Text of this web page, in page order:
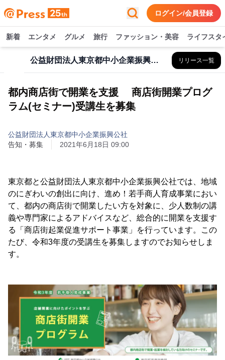
ログイン/会員登録
新着 エンタメ グルメ 旅行 ファッション・美容 ライフスタ
公益財団法人東京都中小企業振興公社 リリース一覧
都内商店街で開業を支援 商店街開業プログ
ラム(セミナー)受講生を募集
公益財団法人東京都中小企業振興公社
告知・募集
2021年6月18日 09:00
東京都と公益財団法人東京都中小企業振興公社では、地域
のにぎわいの創出に向け、進め！若手商人育成事業におい
て、都内の商店街で開業したい方を対象に、少人数制の講
義や専門家によるアドバイスなど、総合的に開業を支援す
る「商店街起業促進サポート事業」を行っています。この
たび、令和3年度の受講生を募集しますのでお知らせしま
す。